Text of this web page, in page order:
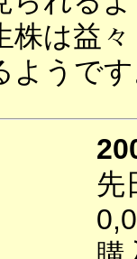
株は益々
ようで
先